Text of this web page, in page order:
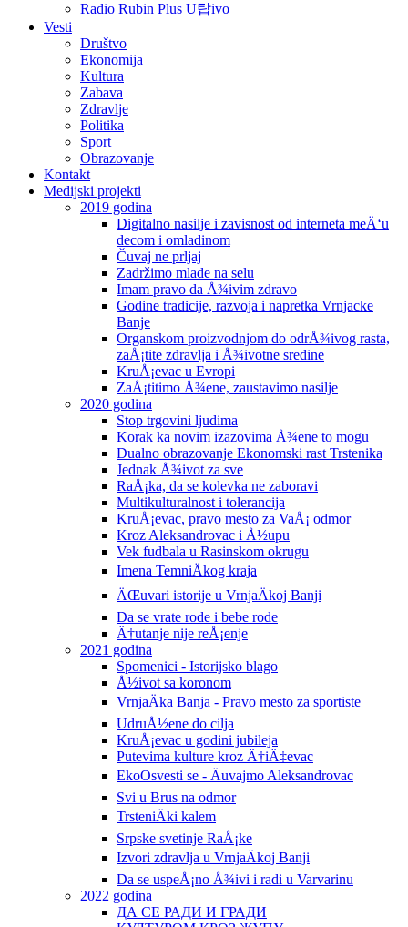
Radio Rubin Plus U탑ivo
Vesti
Društvo
Ekonomija
Kultura
Zabava
Zdravlje
Politika
Sport
Obrazovanje
Kontakt
Medijski projekti
2019 godina
Digitalno nasilje i zavisnost od interneta meÄ‘u
decom i omladinom
Čuvaj ne prljaj
Zadržimo mlade na selu
Imam pravo da Å¾ivim zdravo
Godine tradicije, razvoja i napretka Vrnjacke
Banje
Organskom proizvodnjom do odrÅ¾ivog rasta,
zaÅ¡tite zdravlja i Å¾ivotne sredine
KruÅ¡evac u Evropi
ZaÅ¡titimo Å¾ene, zaustavimo nasilje
2020 godina
Stop trgovini ljudima
Korak ka novim izazovima Å¾ene to mogu
Dualno obrazovanje Ekonomski rast Trstenika
Jednak Å¾ivot za sve
RaÅ¡ka, da se kolevka ne zaboravi
Multikulturalnost i tolerancija
KruÅ¡evac, pravo mesto za VaÅ¡ odmor
Kroz Aleksandrovac i Å½upu
Vek fudbala u Rasinskom okrugu
Imena TemniÄkog kraja
ÄŒuvari istorije u VrnjaÄkoj Banji
Da se vrate rode i bebe rode
Ä†utanje nije reÅ¡enje
2021 godina
Spomenici - Istorijsko blago
Å½ivot sa koronom
VrnjaÄka Banja - Pravo mesto za sportiste
UdruÅ½ene do cilja
KruÅ¡evac u godini jubileja
Putevima kulture kroz Ä†iÄ‡evac
EkoOsvesti se - Äuvajmo Aleksandrovac
Svi u Brus na odmor
TrsteniÄki kalem
Srpske svetinje RaÅ¡ke
Izvori zdravlja u VrnjaÄkoj Banji
Da se uspeÅ¡no Å¾ivi i radi u Varvarinu
2022 godina
ДА СЕ РАДИ И ГРАДИ